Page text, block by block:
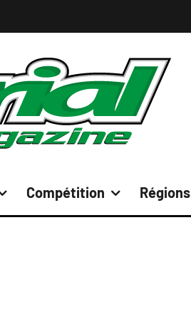
Compétition Régions